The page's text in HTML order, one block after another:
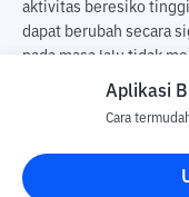
aktivitas beresiko
dapat berubah secara
pada masa lalu tidak
Terdapat risiko
pengguna. PT Utama
bertanggung jawab
Kripto.
Aplikasi
Cara